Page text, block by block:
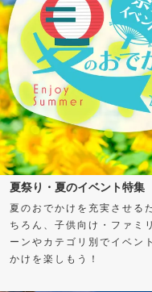
夏祭り・夏のイベント特集
夏のおでかけを充実させる
ちろん、子供向け・ファミ
ーンやカテゴリ別でイベン
かけを楽しもう！